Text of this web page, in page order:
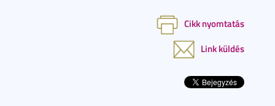
Cikk nyomtatás
Link küldés